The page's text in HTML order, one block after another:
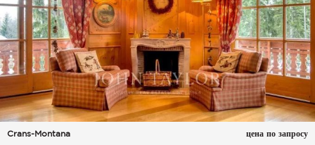
Crans-Montana
цена по запросу